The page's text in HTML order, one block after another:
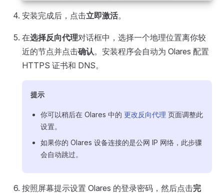
安装完成后，点击立即激活。
在选择反向代理对话框中，选择一个地理位置离你较
近的节点并点击确认 。安装程序会自动为 Olares 配置
HTTPS 证书和 DNS。
提示
你可以稍后在 Olares 中的 更改反向代理 页面调整此
设置。
如果你的 Olares 设备连接的是公网 IP 网络，此步骤
会自动跳过。
按照屏幕提示设置 Olares 的登录密码，然后点击完